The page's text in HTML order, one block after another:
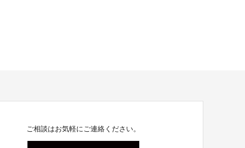
ご相談はお気軽にご連絡ください。